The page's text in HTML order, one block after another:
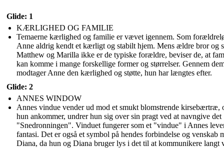
Glide: 1
KÆRLIGHED OG FAMILIE
Temaerne kærlighed og familie er vævet igennem. Som
Anne aldrig kendt et kærligt og stabilt hjem. Mens ældre bror og
Matthew og Marilla ikke er de typiske forældre, beviser de, at
kan komme i mange forskellige former og størrelser. Gennem
modtager Anne den kærlighed og støtte, hun har længtes efter.
Glide: 2
ANNES WINDOW
Annes vindue vender ud mod et smukt blomstrende kirsebærtræ,
hun ankommer, undrer hun sig over sin pragt ved at navngive det
"Snedronningen". Vinduet fungerer som et "vindue" i Annes
fantasi. Det er også et symbol på hendes forbindelse og venskab
Diana, da hun og Diana bruger lys i det til at kommunikere langt